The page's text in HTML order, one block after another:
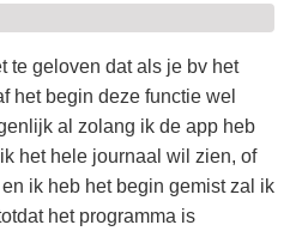
te geloven dat als je bv het
het begin deze functie wel
al zolang ik de app heb
het hele journaal wil zien, of
ik heb het begin gemist zal ik
het programma is